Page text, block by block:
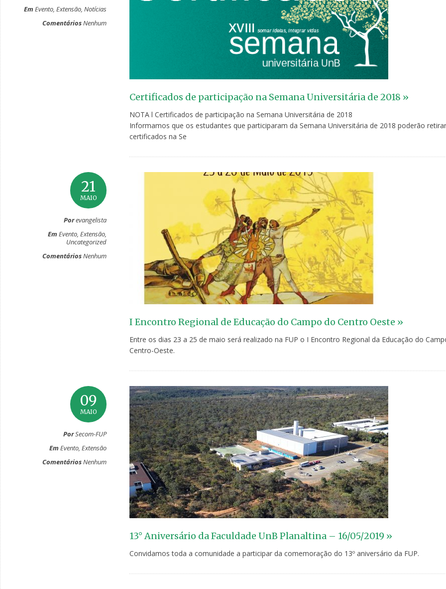
Em Evento,Extensão,Notícias
ComentáriosNenhum
Certificados de participação na Semana Universitária de 2018 »
NOTA l Certificados de participação na Semana Universitária de 2018
Informamos que os estudantes que participaram da Semana Universitária de 2018 poderão
certificados na Se
21
MAIO
Porevangelista
Em Evento,Extensão,
Uncategorized
ComentáriosNenhum
I Encontro Regional de Educação do Campo do Centro Oeste »
Entre os dias 23 a 25 de maio será realizado na FUP o I Encontro Regional da Educação do
Centro-Oeste.
09
MAIO
PorSecom-FUP
Em Evento,Extensão
ComentáriosNenhum
13° Aniversário da Faculdade UnB Planaltina – 16/05/2019 »
Convidamos toda a comunidade a participar da comemoração do 13º aniversário da FUP.